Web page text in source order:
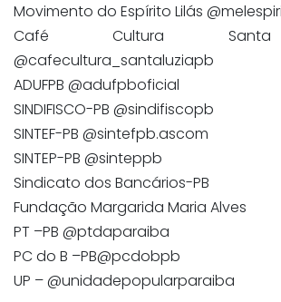
Movimento do Espírito Lilás
Café Cultura Santa
@cafecultura_santaluziapb
ADUFPB @adufpboficial
SINDIFISCO-PB @sindifiscopb
SINTEF-PB @sintefpb.ascom
SINTEP-PB @sinteppb
Sindicato dos Bancários-PB
Fundação Margarida Maria Alves
PT –PB @ptdaparaiba
PC do B –PB@pcdobpb
UP – @unidadepopularparaiba